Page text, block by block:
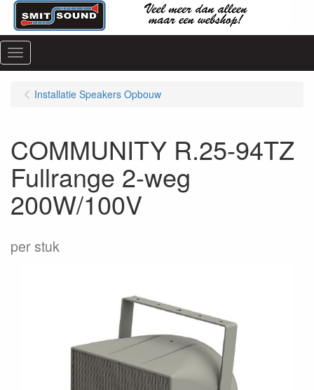
Menu
Installatie Speakers Opbouw
COMMUNITY R.25-94TZ
Fullrange 2-weg
200W/100V
per stuk